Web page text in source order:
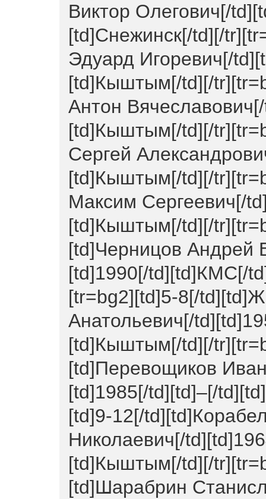
Виктор Олегович[/
[td]Снежинск[/td][/
Эдуард Игоревич[/
[td]Кыштым[/td][/
Антон
[td]Кыштым[/td][/
Сергей
[td]Кыштым[/td][/
Максим Сергеевич[/
[td]Кыштым[/td][/
[td]Черницов Андрей
[td]1990[/td][td]КМС[/
[tr=bg2][td]5-8[/
Анатольевич[/
[td]Кыштым[/td][/
[td]Перевощиков
[td]1985[/td][td]–[/
[td]9-12[/
Николаевич[/
[td]Кыштым[/td][/
[td]Шарабрин